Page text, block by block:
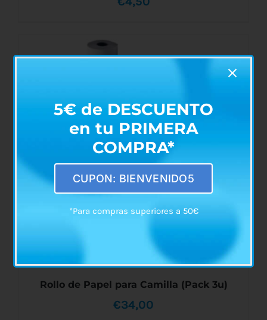
Rollo de Papel para Camilla (Pack 3u)
€34,00
5€ de DESCUENTO
en tu PRIMERA
COMPRA*
CUPON: BIENVENIDO5
*Para compras superiores a 50€